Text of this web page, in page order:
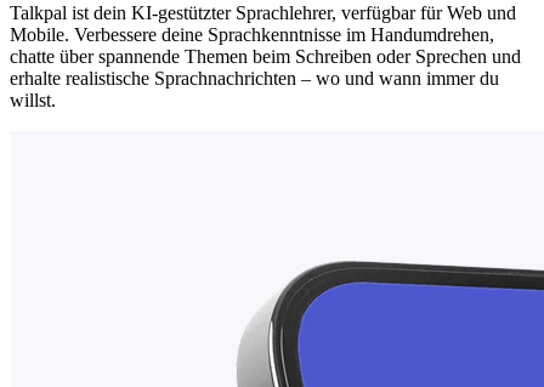
Talkpal ist dein KI-gestützter Sprachlehrer, verfügbar für Web und
Mobile. Verbessere deine Sprachkenntnisse im Handumdrehen,
chatte über spannende Themen beim Schreiben oder Sprechen und
erhalte realistische Sprachnachrichten – wo und wann immer du
willst.